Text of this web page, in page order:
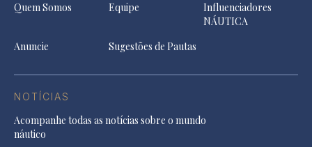
Quem Somos Equipe
Influenciadores
NÁUTICA
Anuncie
Sugestões de Pautas
NOTÍCIAS
Acompanhe todas as notícias sobre o mundo
náutico